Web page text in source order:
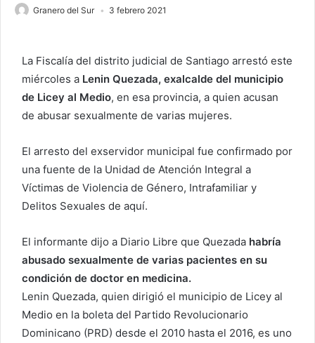
Granero del Sur 3 febrero 2021
La Fiscalía del distrito judicial de Santiago arrestó este
miércoles a Lenin Quezada, exalcalde del municipio
de Licey al Medio, en esa provincia, a quien acusan
de abusar sexualmente de varias mujeres.
El arresto del exservidor municipal fue confirmado por
una fuente de la Unidad de Atención Integral a
Víctimas de Violencia de Género, Intrafamiliar y
Delitos Sexuales de aquí.
El informante dijo a Diario Libre que Quezada habría
abusado sexualmente de varias pacientes en su
condición de doctor en medicina.
Lenin Quezada, quien dirigió el municipio de Licey al
Medio en la boleta del Partido Revolucionario
Dominicano (PRD) desde el 2010 hasta el 2016, es uno